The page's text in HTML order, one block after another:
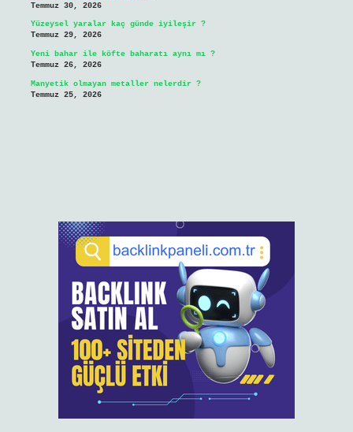
Temmuz 30, 2026
Yüzeysel yaralar kaç günde iyileşir ?
Temmuz 29, 2026
Yeni bahar ile köfte baharatı aynı mı ?
Temmuz 26, 2026
Manyetik olmayan metaller nelerdir ?
Temmuz 25, 2026